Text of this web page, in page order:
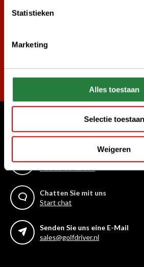
Statistieken
Marketing
Alles toestaan
Selectie toestaan
Weigeren
Melde dich für den Newsletter an und
die besten Golfangebote!
Womit können wir Ihnen helfen?
Kundenservice:
Chatten Sie mit uns
Start chat
Senden Sie uns eine E-Mail
sales@golfdriver.nl